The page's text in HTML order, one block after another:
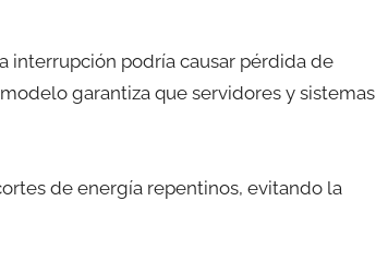
interrupción podría causar pérdida de
garantiza que servidores y sistemas
de energía repentinos, evitando la